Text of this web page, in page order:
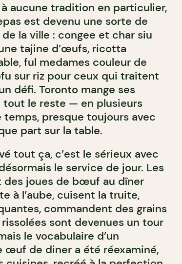
aucune tradition en particulier,
est devenu une sorte de
la ville : congee et char siu
tajine d’œufs, ricotta
ful medames couleur de
sur riz pour ceux qui traitent
défi. Toronto mange ses
tout le reste — en plusieurs
temps, presque toujours avec
part sur la table.
tout ça, c’est le sérieux avec
le service de jour. Les
des joues de bœuf au dîner
à l’aube, cuisent la truite,
commandent des grains
sont devenues un tour
le vocabulaire d’un
œuf de diner a été réexaminé,